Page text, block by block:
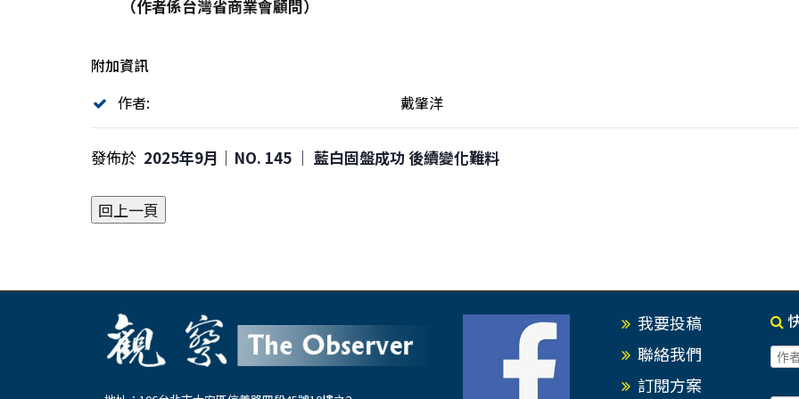
（作者係台灣省商業會顧問）
附加資訊
作者:
戴肇洋
發佈於 2025年9月｜NO. 145 │ 藍白固盤成功 後續變化難料
我要投稿
聯絡我們
訂閱方案